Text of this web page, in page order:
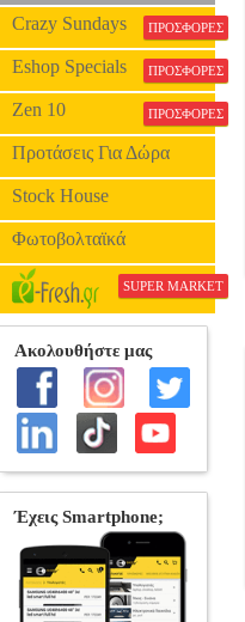
Crazy Sundays ΠΡΟΣΦΟΡΕΣ
Eshop Specials ΠΡΟΣΦΟΡΕΣ
Zen 10 ΠΡΟΣΦΟΡΕΣ
Προτάσεις Για Δώρα
Stock House
Φωτοβολταϊκά
SUPER MARKET